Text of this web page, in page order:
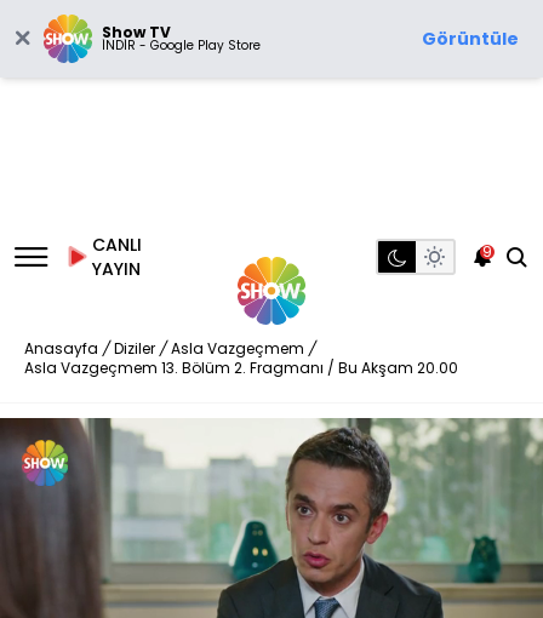
Show TV
İNDİR - Google Play Store Görüntüle
CANLI
YAYIN
9
Anasayfa / Diziler / Asla Vazgeçmem /
Asla Vazgeçmem 13. Bölüm 2. Fragmanı / Bu Akşam 20.00